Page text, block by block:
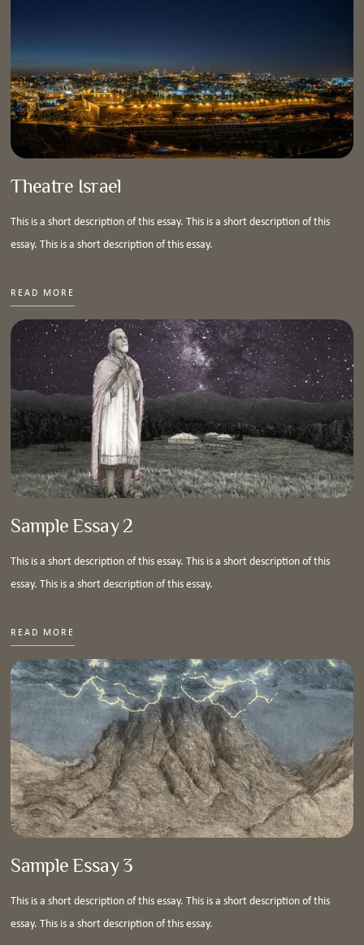
Theatre Israel
This is a short description of this essay. This is a short description of this
essay. This is a short description of this essay.
READ MORE
Sample Essay 2
This is a short description of this essay. This is a short description of this
essay. This is a short description of this essay.
READ MORE
Sample Essay 3
This is a short description of this essay. This is a short description of this
essay. This is a short description of this essay.